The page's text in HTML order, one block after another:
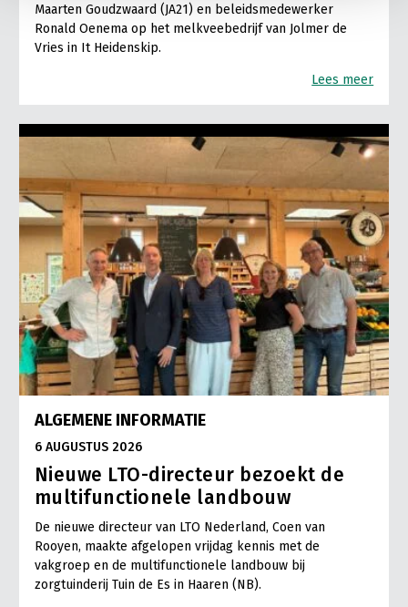
Maarten Goudzwaard (JA21) en beleidsmedewerker
Ronald Oenema op het melkveebedrijf van Jolmer de
Vries in It Heidenskip.
Lees meer
ALGEMENE INFORMATIE
6 AUGUSTUS 2026
Nieuwe LTO-directeur bezoekt de
multifunctionele landbouw
De nieuwe directeur van LTO Nederland, Coen van
Rooyen, maakte afgelopen vrijdag kennis met de
vakgroep en de multifunctionele landbouw bij
zorgtuinderij Tuin de Es in Haaren (NB).